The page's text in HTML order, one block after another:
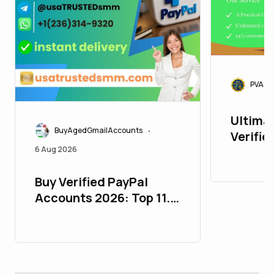
BuyAgedGmailAccounts •
6 Aug 2026
Buy Verified PayPal
Accounts 2026: Top 11.9